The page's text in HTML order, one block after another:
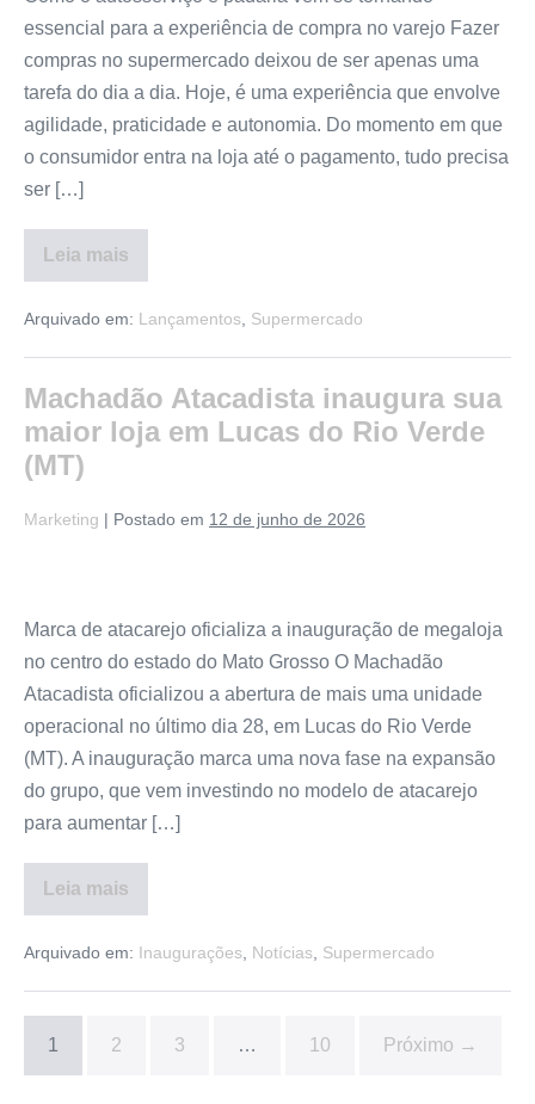
essencial para a experiência de compra no varejo Fazer
compras no supermercado deixou de ser apenas uma
tarefa do dia a dia. Hoje, é uma experiência que envolve
agilidade, praticidade e autonomia. Do momento em que
o consumidor entra na loja até o pagamento, tudo precisa
ser […]
Leia mais
Arquivado em: Lançamentos Supermercado
Machadão Atacadista inaugura sua
maior loja em Lucas do Rio Verde
(MT)
Marketing | Postado em 12 de junho de 2026
Marca de atacarejo oficializa a inauguração de megaloja
no centro do estado do Mato Grosso O Machadão
Atacadista oficializou a abertura de mais uma unidade
operacional no último dia 28, em Lucas do Rio Verde
(MT). A inauguração marca uma nova fase na expansão
do grupo, que vem investindo no modelo de atacarejo
para aumentar […]
Leia mais
Arquivado em: Inaugurações Notícias Supermercado
1 2 3 … 10 Próximo →